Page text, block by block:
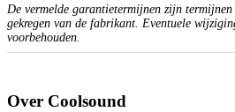
De vermelde garantietermijnen zijn
gekregen van de fabrikant. Eventuele
voorbehouden.
Over Coolsound